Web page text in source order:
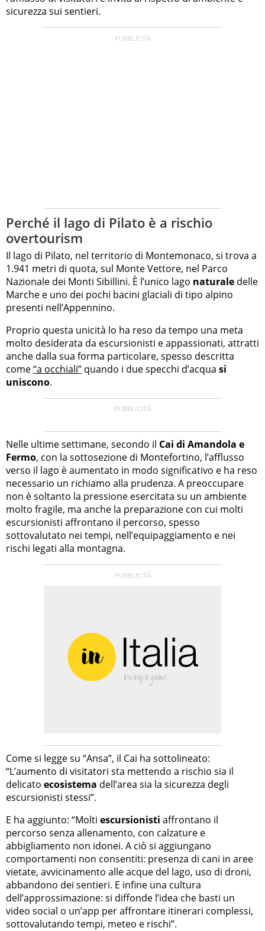
sicurezza sui sentieri.
Perché il lago di Pilato è a rischio
overtourism
Il lago di Pilato, nel territorio di Montemonaco, si trova a
1.941 metri di quota, sul Monte Vettore, nel Parco
Nazionale dei Monti Sibillini. È l’unico lago naturale delle
Marche e uno dei pochi bacini glaciali di tipo alpino
presenti nell’Appennino.
Proprio questa unicità lo ha reso da tempo una meta
molto desiderata da escursionisti e appassionati, attratti
anche dalla sua forma particolare, spesso descritta
come“a occhiali” quando i due specchi d’acqua si
uniscono.
Nelle ultime settimane, secondo il Cai di Amandola e
Fermo, con la sottosezione di Montefortino, l’afflusso
verso il lago è aumentato in modo significativo e ha reso
necessario un richiamo alla prudenza. A preoccupare
non è soltanto la pressione esercitata su un ambiente
molto fragile, ma anche la preparazione con cui molti
escursionisti affrontano il percorso, spesso
sottovalutato nei tempi, nell’equipaggiamento e nei
rischi legati alla montagna.
Come si legge su “Ansa”, il Cai ha sottolineato:
“L’aumento di visitatori sta mettendo a rischio sia il
delicato ecosistema dell’area sia la sicurezza degli
escursionisti stessi”.
E ha aggiunto: “Molti escursionisti affrontano il
percorso senza allenamento, con calzature e
abbigliamento non idonei. A ciò si aggiungano
comportamenti non consentiti: presenza di cani in aree
vietate, avvicinamento alle acque del lago, uso di droni,
abbandono dei sentieri. E infine una cultura
dell’approssimazione: si diffonde l’idea che basti un
video social o un’app per affrontare itinerari complessi,
sottovalutando tempi, meteo e rischi”.